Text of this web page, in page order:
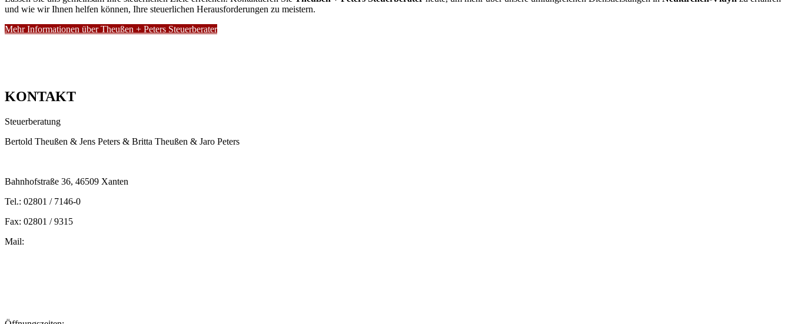
und wie wir Ihnen helfen können, Ihre steuerlichen Herausforderungen zu meistern.
Mehr Informationen über Theußen + Peters Steuerberater
KONTAKT
Steuerberatung
Bertold Theußen & Jens Peters & Britta Theußen & Jaro Peters
Bahnhofstraße 36, 46509 Xanten
Tel.: 02801 / 7146-0
Fax: 02801 / 9315
Mail: